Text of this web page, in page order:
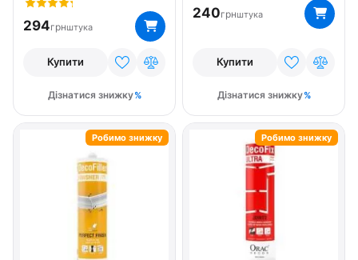
294грнштука
Купити
Дізнатися знижку
240грнштука
Купити
Дізнатися знижку
Робимо знижку Робимо знижку